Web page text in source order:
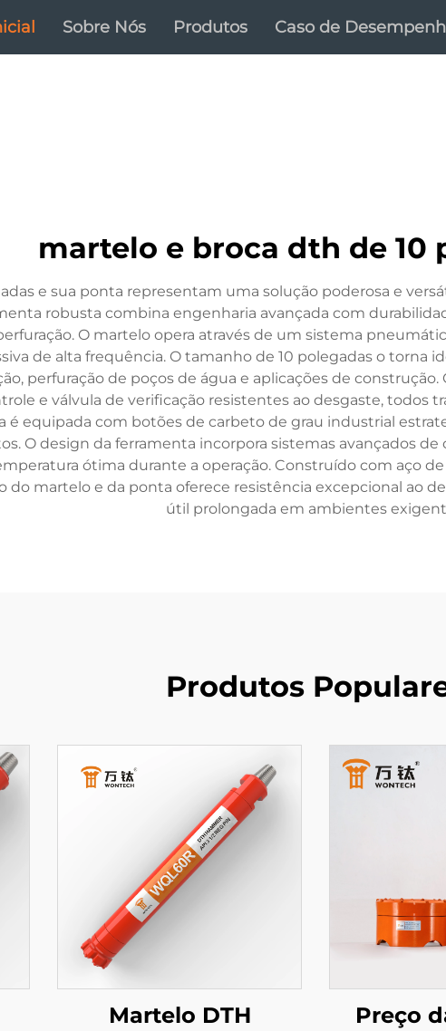
Sobre Nós Produtos Caso de
martelo e broca dth de 10
e sua ponta representam uma solução poderosa e
robusta combina engenharia avançada com
O martelo opera através de um sistema
de alta frequência. O tamanho de 10 polegadas o torna
perfuração de poços de água e aplicações de
e válvula de verificação resistentes ao desgaste, todos
é equipada com botões de carbeto de grau industrial
O design da ferramenta incorpora sistemas avançados
ótima durante a operação. Construído com aço
do martelo e da ponta oferece resistência excepcional ao
útil prolongada em ambientes
Produtos
Martelo DTH
Preço